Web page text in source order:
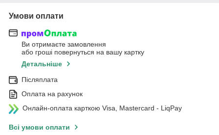
Умови оплати
Ви отримаєте замовлення
або гроші повернуться на вашу картку
Детальніше
Післяплата
Оплата на рахунок
Онлайн-оплата карткою Visa, Mastercard - LiqPay
Всі умови оплати